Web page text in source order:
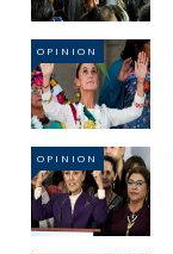
OPINION
OPINION